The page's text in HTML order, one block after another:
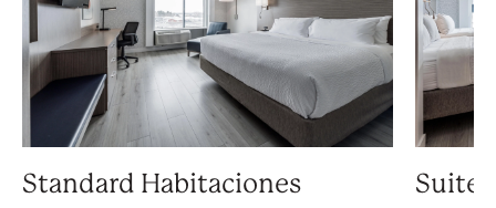
Standard Habitaciones Suite